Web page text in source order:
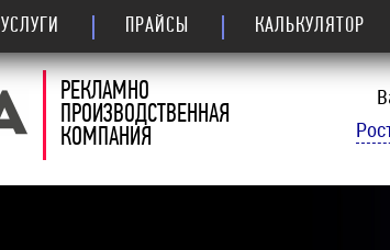
УСЛУГИ ПРАЙСЫ КАЛЬКУЛЯТОР
РЕКЛАМНО
ПРОИЗВОДСТВЕННАЯ
КОМПАНИЯ